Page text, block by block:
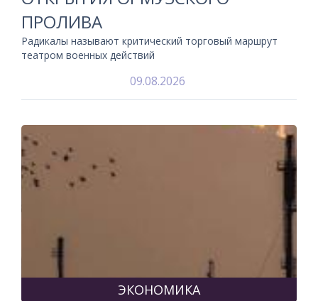
ПРОЛИВА
Радикалы называют критический торговый маршрут
театром военных действий
09.08.2026
ЭКОНОМИКА